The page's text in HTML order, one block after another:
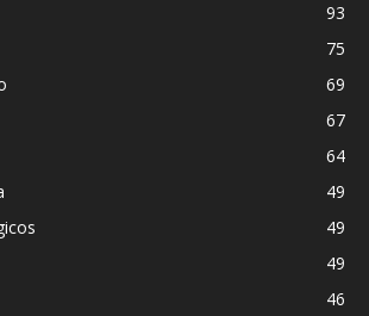
93
75
69
67
64
49
49
49
46